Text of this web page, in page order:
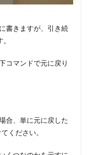
書きますが、引き続
コマンドで元に戻り
合、単に元に戻した
ください。